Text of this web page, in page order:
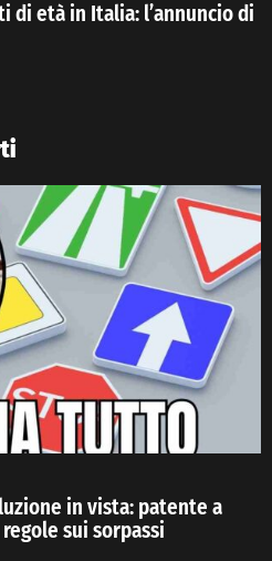
di età in Italia: l’annuncio di
in vista: patente a
sui sorpassi